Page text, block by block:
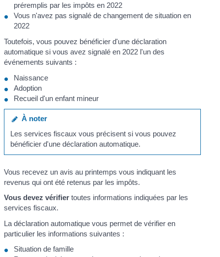
préremplis par les impôts en 2022
Vous n'avez pas signalé de changement de situation en
2022
Toutefois, vous pouvez bénéficier d'une déclaration
automatique si vous avez signalé en 2022 l'un des
événements suivants :
Naissance
Adoption
Recueil d'un enfant mineur
À noter
Les services fiscaux vous précisent si vous pouvez
bénéficier d'une déclaration automatique.
Vous recevez un avis au printemps vous indiquant les
revenus qui ont été retenus par les impôts.
Vous devez vérifier toutes informations indiquées par les
services fiscaux.
La déclaration automatique vous permet de vérifier en
particulier les informations suivantes :
Situation de famille